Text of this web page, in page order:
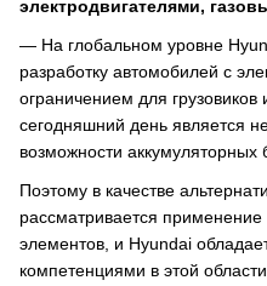
электродвигателями,
— На глобальном уровне
разработку автомобилей с
ограничением для грузовиков
сегодняшний день является
возможности аккумуляторных
Поэтому в качестве
рассматривается
элементов, и Hyundai
компетенциями в этой